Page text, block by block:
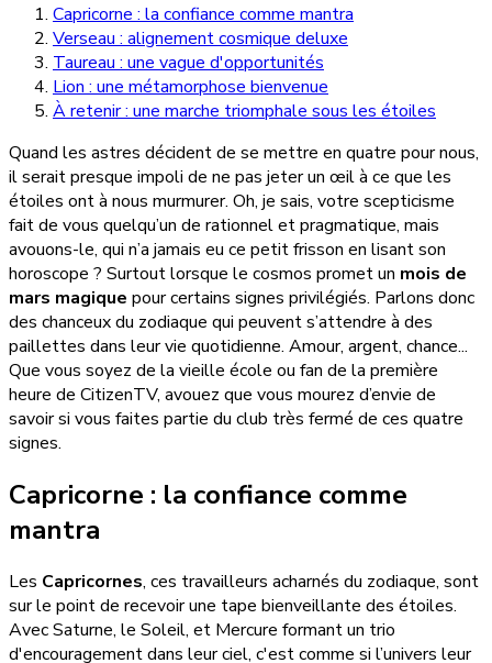
Capricorne : la confiance comme mantra
Verseau : alignement cosmique deluxe
Taureau : une vague d'opportunités
Lion : une métamorphose bienvenue
À retenir : une marche triomphale sous les étoiles
Quand les astres décident de se mettre en quatre pour nous,
il serait presque impoli de ne pas jeter un œil à ce que les
étoiles ont à nous murmurer. Oh, je sais, votre scepticisme
fait de vous quelqu’un de rationnel et pragmatique, mais
avouons-le, qui n’a jamais eu ce petit frisson en lisant son
horoscope ? Surtout lorsque le cosmos promet un mois de
mars magique pour certains signes privilégiés. Parlons donc
des chanceux du zodiaque qui peuvent s’attendre à des
paillettes dans leur vie quotidienne. Amour, argent, chance...
Que vous soyez de la vieille école ou fan de la première
heure de CitizenTV, avouez que vous mourez d’envie de
savoir si vous faites partie du club très fermé de ces quatre
signes.
Capricorne : la confiance comme
mantra
Les Capricornes, ces travailleurs acharnés du zodiaque, sont
sur le point de recevoir une tape bienveillante des étoiles.
Avec Saturne, le Soleil, et Mercure formant un trio
d'encouragement dans leur ciel, c'est comme si l’univers leur